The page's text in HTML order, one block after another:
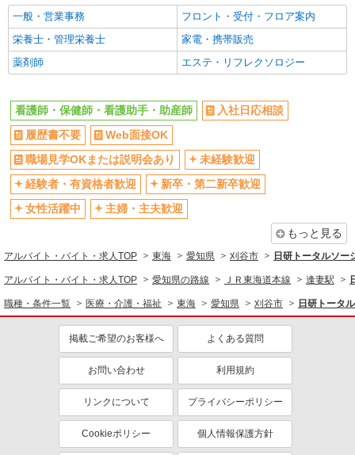
一般・営業事務
フロント・受付・フロア案内
栄養士・管理栄養士
家電・携帯販売
薬剤師
エステ・リフレクソロジー
看護師・保健師・看護助手・助産師
入社日応相談
履歴書不要
Web面接OK
職場見学OKまたは説明会あり
未経験歓迎
経験者・有資格者歓迎
新卒・第二新卒歓迎
女性活躍中
主婦・主夫歓迎
もっと見る
アルバイト・バイト・求人TOP 東海 愛知県 刈谷市 日研トータルソ
アルバイト・バイト・求人TOP 愛知県の路線 ＪＲ東海道本線 逢妻駅
職種・条件一覧 医療・介護・福祉 東海 愛知県 刈谷市 日研トータ
掲載ご希望のお客様へ よくある質問
お問い合わせ 利用規約
リンクについて プライバシーポリシー
Cookieポリシー 個人情報保護方針